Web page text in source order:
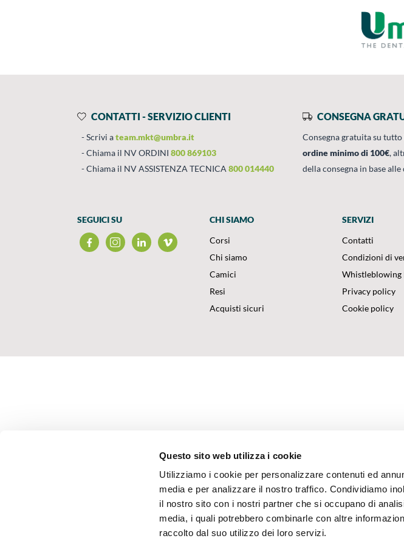
Questo sito web utilizza i cookie
Utilizziamo i cookie per personalizzare contenuti ed
media e per analizzare il nostro traffico. Condividiamo
il nostro sito con i nostri partner che si occupano di
media, i quali potrebbero combinarle con altre
raccolto dal suo utilizzo dei loro servizi.
CONTATTI - SERVIZIO CLIENTI
Scrivi ateam.mkt@umbra.it
Chiama il NV ORDINI 800 869103
Chiama il NV ASSISTENZA TECNICA 800 014440
CONSEGNA
Consegna gratuita su
ordine minimo di 100€,
della consegna in base
SEGUICI SU
CHI SIAMO
Corsi
Chi siamo
Camici
Resi
Acquisti sicuri
SERVIZI
Contatti
Condizioni di
Whistleblowing
Privacy policy
Cookie policy